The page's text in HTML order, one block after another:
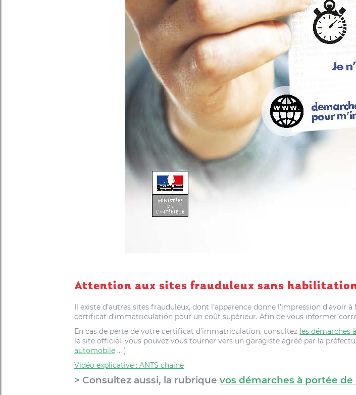
Attention aux sites frauduleux sans
Il existe d’autres sites frauduleux, dont l’apparence donne l’impression
certificat d’immatriculation pour un coût supérieur. Afin de vous informer
En cas de perte de votre certificat d’immatriculation, consultez les démarches
le site officiel, vous pouvez vous tourner vers un garagiste agréé par la
automobile … )
Vidéo explicative : ANTS chaine
> Consultez aussi, la rubrique vos démarches à portée de